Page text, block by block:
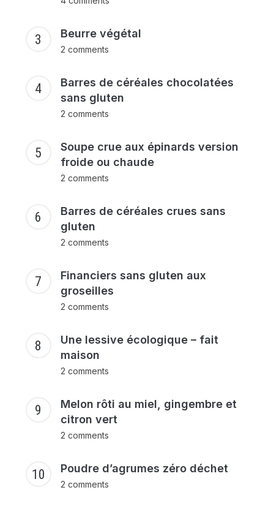
Beurre végétal
2 comments
Barres de céréales chocolatées
sans gluten
2 comments
Soupe crue aux épinards version
froide ou chaude
2 comments
Barres de céréales crues sans
gluten
2 comments
Financiers sans gluten aux
groseilles
2 comments
Une lessive écologique – fait
maison
2 comments
Melon rôti au miel, gingembre et
citron vert
2 comments
Poudre d’agrumes zéro déchet
2 comments